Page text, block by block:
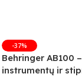
-37%
Behringer AB100
instrumentų ir